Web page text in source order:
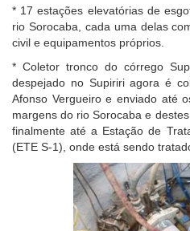
* 17 estações elevatórias de
rio Sorocaba, cada uma delas
civil e equipamentos próprios.
* Coletor tronco do córrego
despejado no Supiriri agora é
Afonso Vergueiro e enviado até
margens do rio Sorocaba e
finalmente até a Estação de
(ETE S-1), onde está sendo